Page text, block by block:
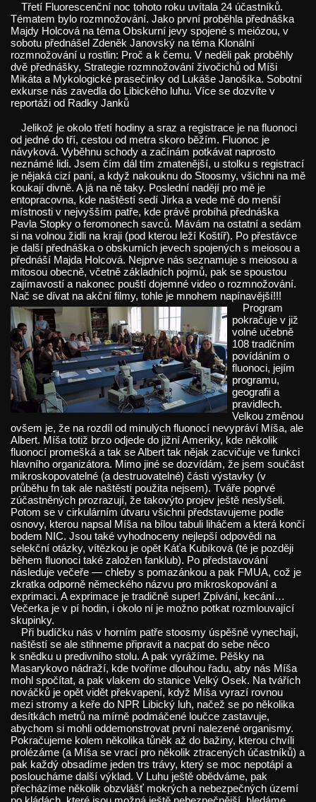
Třetí Fluorescenční noc tohoto roku uvítala 24 účastníků.
Tématem bylo rozmnožování. Jako první proběhla přednáška
Majdy Holcová na téma Obskurní jevy spojené s meiózou, v
sobotu přednášel Zdeněk Janovský na téma Klonální
rozmnožování u rostlin: Proč a k čemu. V neděli pak proběhly
dvě přednášky, Strategie rozmnožování živočichů od Míši
Mikáta a Mykologické prasečinky od Lukáše Janošíka. Sobotní
exkurse nás zavedla do Libického luhu. Více se dozvíte v
reportáži od Radky Janků
Jelikož je okolo třetí hodiny a sraz a registrace je na fluonoci
od jedné do tří, cestou od metra skoro běžím. Fluonoc je
návyková. Vyběhnu schody a začínám potkávat naprosto
neznámé lidi. Jsem čím dál tím zmatenější, u stolku s registrací
je nějaká cizí paní, a když nakouknu do Stoosmy, všichni na mě
koukají divně. A já na ně taky. Poslední nadějí pro mě je
entopracovna, kde naštěstí sedí Jirka a vede mě do menší
místnosti v nejvyšším patře, kde právě probíhá přednáška
Pavla Stopky o feromonech savců. Mávám na ostatní a sedám
si na volnou židli na kraji (pod kterou leží Koštíř). Po přestávce
je další přednáška o obskurních jevech spojených s meiosou a
přednáší Majda Holcová. Nejprve nás seznamuje s meiosou a
mitosou obecně, včetně základních pojmů, pak se spoustou
zajímavostí a nakonec pouští dojemné video o rozmnožování.
Nač se dívat na akční filmy, tohle je mnohem napínavější!!!
Program
pokračuje v již
volné učebně
108 tradičním
povídáním o
fluonoci, jejím
programu,
geografii a
pravidlech.
Velkou změnou
ovšem je, že na rozdíl od minulých fluonocí nevypráví Míša, ale
Albert. Míša totiž brzo odjede do jižní Ameriky, kde několik
fluonocí promešká a tak se Albert tak nějak zacvičuje ve funkci
hlavního organizátora. Mimo jiné se dozvídám, že jsem součást
mikroskopovatelné (a destruovatelné) části výstavky (v
průběhu fn tak ale naštěstí použita nejsem). Tváře poprvé
zúčastněných prozrazují, že takovýto projev ještě neslyšeli.
Potom se v cirkulárním útvaru všichni představujeme podle
osnovy, kterou napsal Míša na bílou tabuli liháčem a která končí
bodem NIC. Jsou také vyhodnoceny nejlepší odpovědi na
selekční otázky, vítězkou je opět Káťa Kubíková (té je později
během fluonoci také založen fanklub). Po představování
následuje večeře — chleby s pomazánkou a pak FMUA, což je
zkratka odporně německého názvu pro mikroskopování a
exprimaci. A exprimace je tradičně super! Zpívání, kecání…
Večerka je v pí hodin, i okolo ní je možno potkat rozmlouvající
skupinky.
Při budíčku nás v horním patře stoosmy úspěšně vynechají,
naštěstí se ale stihneme připravit a nacpat do sebe něco
k snědku u predivního stolu. A pak vyrážíme. Pěšky na
Masarykovo nádraží, kde tvoříme dlouhou řadu, aby nás Míša
mohl spočítat, a pak vlakem do stanice Velký Osek. Na tvářích
nováčků je opět vidět překvapení, když Míša vyrazí rovnou
mezi stromy a keře do NPR Libický luh, načež se po několika
desítkách metrů na mírně podmáčené loučce zastavuje,
abychom si mohli oddemonstrovat první nalezené organismy.
Pokračujeme kolem několika tůněk až do bažiny, kterou chvíli
prolézáme (a Míša se vrací pro několik ztracených účastníků) a
pak každý obsadíme jeden trs trávy, který se moc nepotápí a
posloucháme další výklad. V Luhu ještě obědváme, pak
přecházíme několik obzvlášť mokrých a nebezpečných území